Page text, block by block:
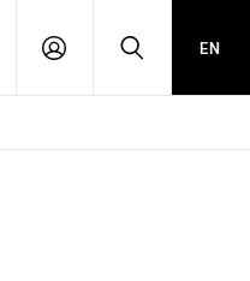
PŘIHLÁSITHLEDAT
EN